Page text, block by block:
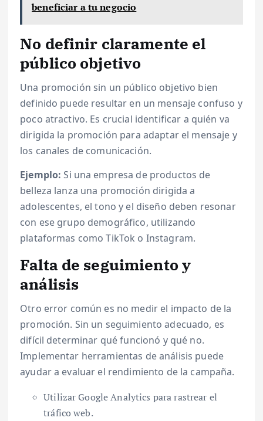
beneficiar a tu negocio
No definir claramente el
público objetivo
Una promoción sin un público objetivo bien
definido puede resultar en un mensaje confuso y
poco atractivo. Es crucial identificar a quién va
dirigida la promoción para adaptar el mensaje y
los canales de comunicación.
Ejemplo: Si una empresa de productos de
belleza lanza una promoción dirigida a
adolescentes, el tono y el diseño deben resonar
con ese grupo demográfico, utilizando
plataformas como TikTok o Instagram.
Falta de seguimiento y
análisis
Otro error común es no medir el impacto de la
promoción. Sin un seguimiento adecuado, es
difícil determinar qué funcionó y qué no.
Implementar herramientas de análisis puede
ayudar a evaluar el rendimiento de la campaña.
Utilizar Google Analytics para rastrear el
tráfico web.